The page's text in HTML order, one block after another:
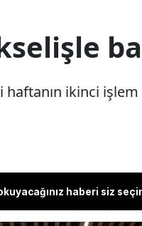
ikinci
haberi siz